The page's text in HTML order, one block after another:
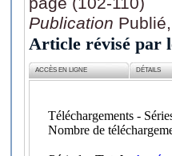
Publication
Article révisé par
ACCÈS EN LIGNE DÉTAILS